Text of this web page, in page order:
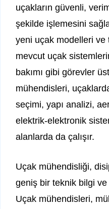
uçakların güvenli,
şekilde işlemesini
yeni uçak modelleri ve
mevcut uçak
bakımı gibi görevler
mühendisleri,
seçimi, yapı analizi,
elektrik-elektronik
alanlarda da çalışır.
Uçak mühendisliği,
geniş bir teknik bilgi
Uçak mühendisleri,